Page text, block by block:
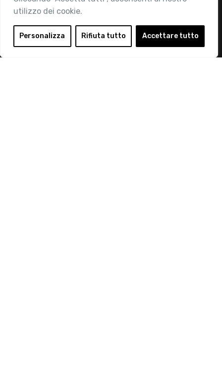
utilizzo dei cookie.
Personalizza Rifiuta tutto Accettare tutto
Area Riservata
Login
Diventa Socio